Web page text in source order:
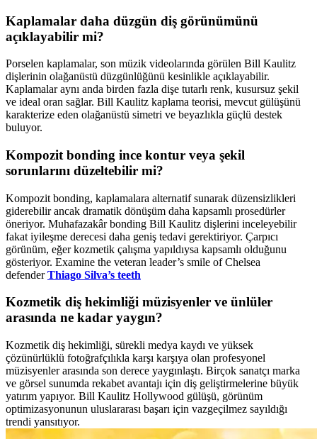
Kaplamalar daha düzgün diş görünümünü
açıklayabilir mi?
Porselen kaplamalar, son müzik videolarında görülen Bill Kaulitz
dişlerinin olağanüstü düzgünlüğünü kesinlikle açıklayabilir.
Kaplamalar aynı anda birden fazla dişe tutarlı renk, kusursuz şekil
ve ideal oran sağlar. Bill Kaulitz kaplama teorisi, mevcut gülüşünü
karakterize eden olağanüstü simetri ve beyazlıkla güçlü destek
buluyor.
Kompozit bonding ince kontur veya şekil
sorunlarını düzeltebilir mi?
Kompozit bonding, kaplamalara alternatif sunarak düzensizlikleri
giderebilir ancak dramatik dönüşüm daha kapsamlı prosedürler
öneriyor. Muhafazakâr bonding Bill Kaulitz dişlerini inceleyebilir
fakat iyileşme derecesi daha geniş tedavi gerektiriyor. Çarpıcı
görünüm, eğer kozmetik çalışma yapıldıysa kapsamlı olduğunu
gösteriyor. Examine the veteran leader’s smile of Chelsea
defenderThiago Silva’s teeth
Kozmetik diş hekimliği müzisyenler ve ünlüler
arasında ne kadar yaygın?
Kozmetik diş hekimliği, sürekli medya kaydı ve yüksek
çözünürlüklü fotoğrafçılıkla karşı karşıya olan profesyonel
müzisyenler arasında son derece yaygınlaştı. Birçok sanatçı marka
ve görsel sunumda rekabet avantajı için diş geliştirmelerine büyük
yatırım yapıyor. Bill Kaulitz Hollywood gülüşü, görünüm
optimizasyonunun uluslararası başarı için vazgeçilmez sayıldığı
trendi yansıtıyor.